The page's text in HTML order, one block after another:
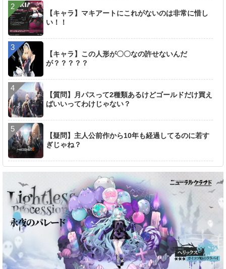
【キャラ】マキアートにこれがないのは非常に惜し
い！！
【キャラ】この人形が〇〇なの許せないんだ
が？？？？？
【質問】月パスって2種類あるけどゴールドだけ買え
ばいいってわけじゃない？
【疑問】主人公前作から10年も経過してるのに若す
ぎじゃね？